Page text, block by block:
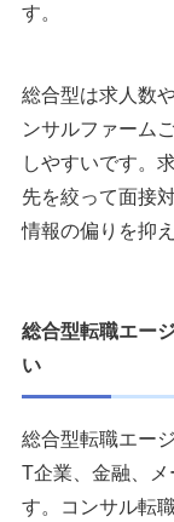
戦略系コンサル
1：アクシス
3：リネアコ
2：リーベル
財務・会計系コ
す。
総合型は求人数
ンサルファーム
しやすいです。
先を絞って面接
情報の偏りを抑
総合型転職エー
い
総合型転職エー
T企業、金融、
す。コンサル転